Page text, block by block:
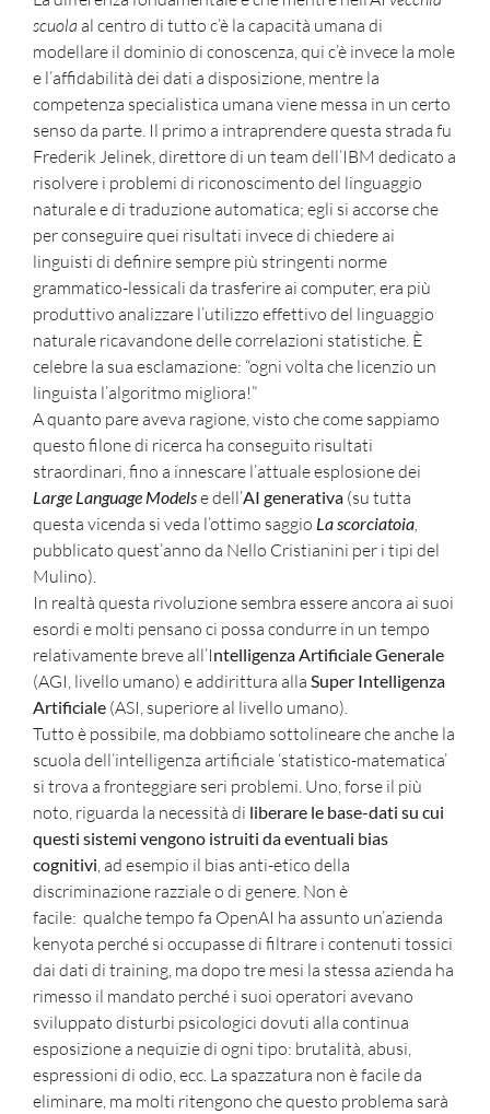
scuola al centro di tutto c’è la capacità umana di
modellare il dominio di conoscenza, qui c’è invece la mole
e l’affidabilità dei dati a disposizione, mentre la
competenza specialistica umana viene messa in un certo
senso da parte. Il primo a intraprendere questa strada fu
Frederik Jelinek, direttore di un team dell’IBM dedicato a
risolvere i problemi di riconoscimento del linguaggio
naturale e di traduzione automatica; egli si accorse che
per conseguire quei risultati invece di chiedere ai
linguisti di definire sempre più stringenti norme
grammatico-lessicali da trasferire ai computer, era più
produttivo analizzare l’utilizzo effettivo del linguaggio
naturale ricavandone delle correlazioni statistiche. È
celebre la sua esclamazione: “ogni volta che licenzio un
linguista l’algoritmo migliora!”
A quanto pare aveva ragione, visto che come sappiamo
questo filone di ricerca ha conseguito risultati
straordinari, fino a innescare l’attuale esplosione dei
Large Language Modelse dell’AI generativa(su tutta
questa vicenda si veda l’ottimo saggio La scorciatoia,
pubblicato quest’anno da Nello Cristianini per i tipi del
Mulino).
In realtà questa rivoluzione sembra essere ancora ai suoi
esordi e molti pensano ci possa condurre in un tempo
relativamente breve all’Intelligenza Artificiale Generale
(AGI, livello umano) e addirittura alla Super Intelligenza
Artificiale(ASI, superiore al livello umano).
Tutto è possibile, ma dobbiamo sottolineare che anche la
scuola dell’intelligenza artificiale ‘statistico-matematica’
si trova a fronteggiare seri problemi. Uno, forse il più
noto, riguarda la necessità di liberare le base-dati su cui
questi sistemi vengono istruiti da eventuali bias
cognitivi , ad esempio il bias anti-etico della
discriminazione razziale o di genere. Non è
facile: qualche tempo fa OpenAI ha assunto un’azienda
kenyota perché si occupasse di filtrare i contenuti tossici
dai dati di training, ma dopo tre mesi la stessa azienda ha
rimesso il mandato perché i suoi operatori avevano
sviluppato disturbi psicologici dovuti alla continua
esposizione a nequizie di ogni tipo: brutalità, abusi,
espressioni di odio, ecc. La spazzatura non è facile da
eliminare, ma molti ritengono che questo problema sarà